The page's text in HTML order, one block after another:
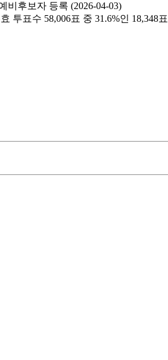
비후보자 등록 (2026-04-03)
투표수 58,006표 중 31.6%인